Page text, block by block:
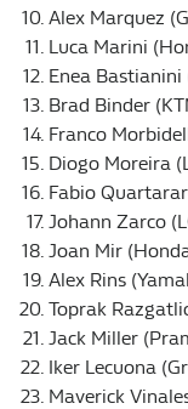
Alex Marquez
Luca Marini
Enea Bastianini
Brad Binder
Franco
Diogo Moreira
Fabio
Johann Zarco
Joan Mir
Alex Rins
Toprak
Jack Miller
Iker Lecuona
Maverick